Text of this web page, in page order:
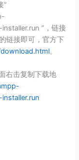
“
”，链接
链接即可，官方下
。
右击复制下载地